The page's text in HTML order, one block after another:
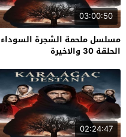
03:00:50
مسلسل ملحمة الشجرة السوداء
الحلقة 30 والاخيرة
02:24:47